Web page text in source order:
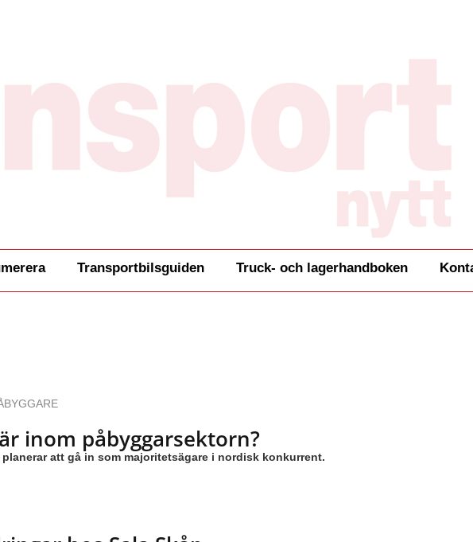
Transportbilsguiden Truck- och lagerhandboken
inom påbyggarsektorn?
att gå in som majoritetsägare i nordisk konkurrent.